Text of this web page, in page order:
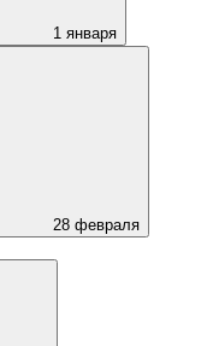
1 января
28 февраля